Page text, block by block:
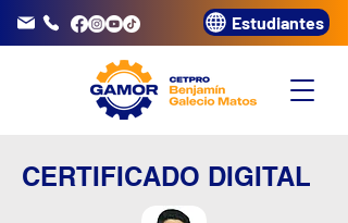
3320072 Estudiantes
CERTIFICADO DIGITAL